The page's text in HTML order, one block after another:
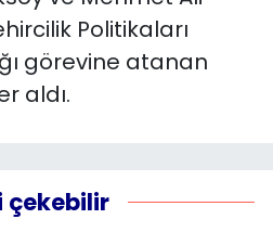
Politikaları
görevine atanan
aldı.
çekebilir